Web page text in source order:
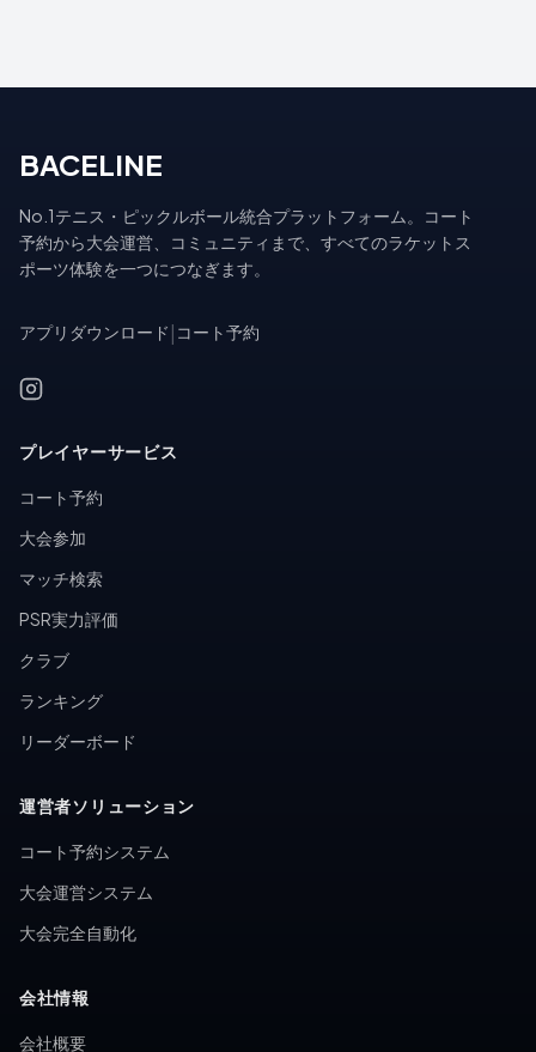
BACELINE
No.1テニス・ピックルボール統合プラットフォーム。コート
予約から大会運営、コミュニティまで、すべてのラケットス
ポーツ体験を一つにつなぎます。
アプリダウンロード コート予約
プレイヤーサービス
コート予約
大会参加
マッチ検索
PSR実力評価
クラブ
ランキング
リーダーボード
運営者ソリューション
コート予約システム
大会運営システム
大会完全自動化
会社情報
会社概要